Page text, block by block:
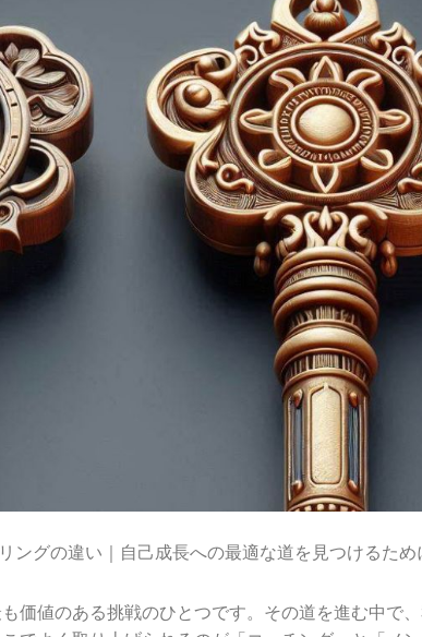
ングの違い｜自己成長への最適な道を見つけるため
価値のある挑戦のひとつです。その道を進む中で